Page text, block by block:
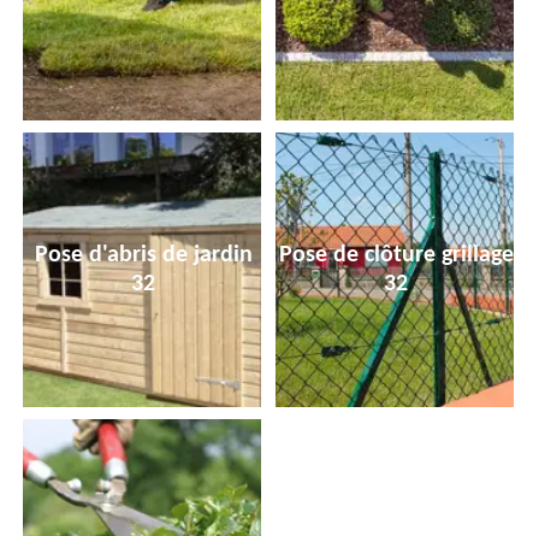
Pose d'abris de jardin
32
Pose de clôture grillage
32